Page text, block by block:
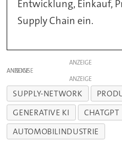
Entwicklung, Einkauf,
Supply Chain ein.
ANZEIGE
ANZEIGE
ANZEIGE
SUPPLY-NETWORK
GENERATIVE KI
CHATGPT
AUTOMOBILINDUSTRIE